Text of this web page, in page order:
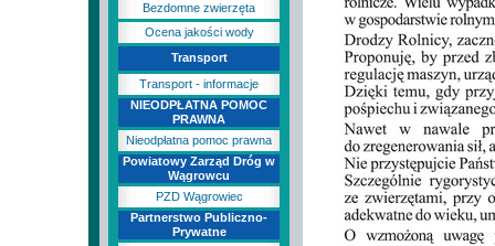
Bezdomne zwierzęta
Ocena jakości wody
Transport
Transport - informacje
NIEODPŁATNA POMOC
PRAWNA
Nieodpłatna pomoc prawna
Powiatowy Zarząd Dróg w
Wągrowcu
PZD Wągrowiec
Partnerstwo Publiczno-
Prywatne